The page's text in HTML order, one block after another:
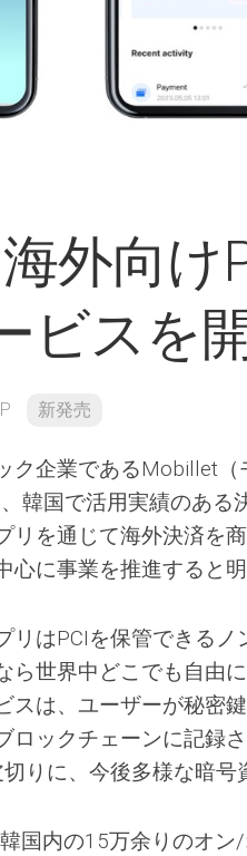
外向け
ビスを
新発売
ク企業であるMobillet
韓国で活用実績のある
リを通じて海外決済を
心に事業を推進すると明
リはPCIを保管できる
ら世界中どこでも自由
スは、ユーザーが秘密
ロックチェーンに記録
りに、今後多様な暗号
国内の15万余りのオ